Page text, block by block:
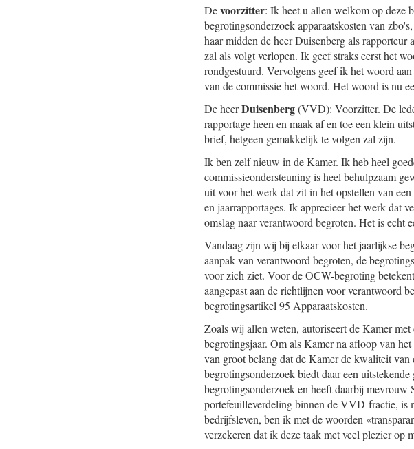
Devoorzitter: Ik heet u allen welkom op deze
begrotingsonderzoek apparaatskosten van
haar midden de heer Duisenberg als
zal als volgt verlopen. Ik geef straks eerst het
rondgestuurd. Vervolgens geef ik het woord
van de commissie het woord. Het woord is nu
De heerDuisenberg(VVD): Voorzitter. De
rapportage heen en maak af en toe een klein
brief, hetgeen gemakkelijk te volgen zal zijn.
Ik ben zelf nieuw in de Kamer. Ik heb heel
commissieondersteuning is heel behulpzaam
uit voor het werk dat zit in het opstellen van
en jaarrapportages. Ik apprecieer het werk dat
omslag naar verantwoord begroten. Het is echt
Vandaag zijn wij bij elkaar voor het jaarlijkse
aanpak van verantwoord begroten, de
voor zich ziet. Voor de OCW-begroting
aangepast aan de richtlijnen voor verantwoord
begrotingsartikel 95 Apparaatskosten.
Zoals wij allen weten, autoriseert de Kamer
begrotingsjaar. Om als Kamer na afloop van
van groot belang dat de Kamer de kwaliteit
begrotingsonderzoek biedt daar een
begrotingsonderzoek en heeft daarbij
portefeuilleverdeling binnen de VVD-fractie, is
bedrijfsleven, ben ik met de woorden
verzekeren dat ik deze taak met veel plezier op